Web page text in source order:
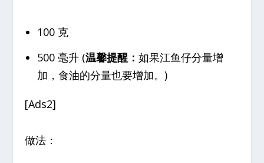
100 克
500 毫升 (温馨提醒： 如果江鱼仔分量增
加，食油的分量也要增加。)
[Ads2]
做法：